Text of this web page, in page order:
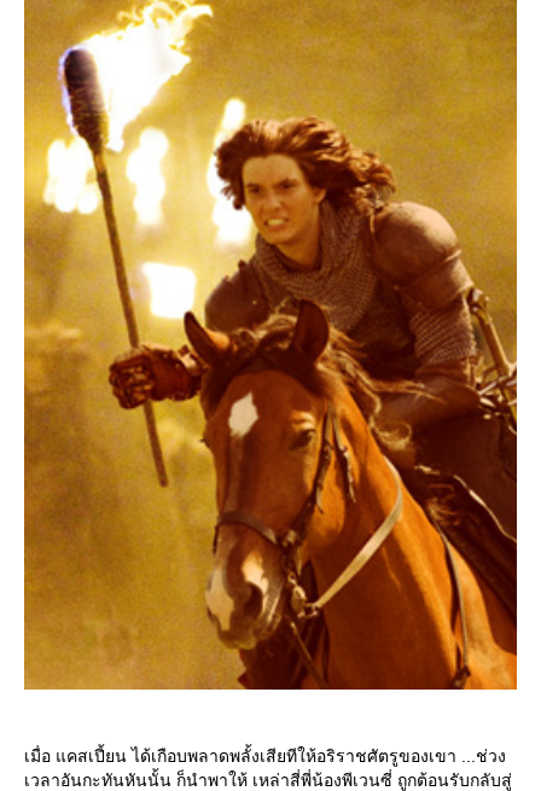
เมื่อ แคสเปี้ยน ได้เกือบพลาดพลั้งเสียทีให้อริราชศัตรูของเขา ...ช่วง
เวลาอันกะทันหันนั้น ก็นำพาให้ เหล่าสี่พี่น้องพีเวนซี่ ถูกต้อนรับกลับสู่